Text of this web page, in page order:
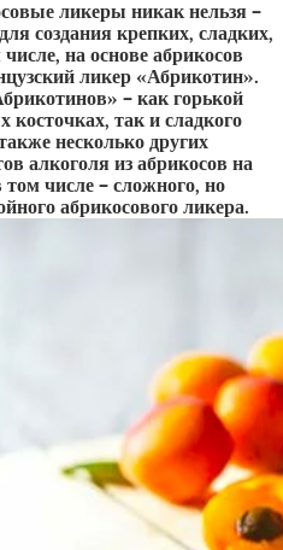
ликеры никак нельзя –
создания крепких, сладких,
на основе абрикосов
ликер «Абрикотин».
– как горькой
косточках, так и сладкого
несколько других
алкоголя из абрикосов на
числе – сложного, но
абрикосового ликера.